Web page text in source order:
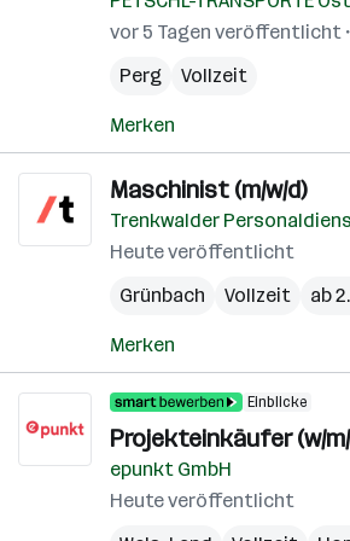
vor 5 Tagen veröffentlicht
Perg
Vollzeit
Merken
Maschinist (m/w/d)
Trenkwalder
Heute veröffentlicht
Grünbach
Vollzeit ab
Merken
Einblicke
Projekteinkäufer (w/
epunkt GmbH
Heute veröffentlicht